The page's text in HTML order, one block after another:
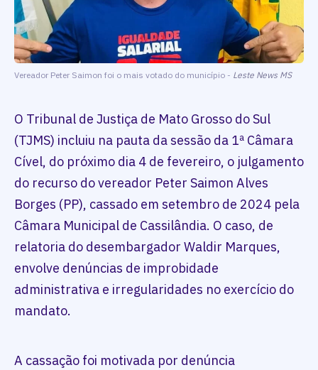
Vereador Peter Saimon foi o mais votado do município - Leste News MS
O Tribunal de Justiça de Mato Grosso do Sul
(TJMS) incluiu na pauta da sessão da 1ª Câmara
Cível, do próximo dia 4 de fevereiro, o julgamento
do recurso do vereador Peter Saimon Alves
Borges (PP), cassado em setembro de 2024 pela
Câmara Municipal de Cassilândia. O caso, de
relatoria do desembargador Waldir Marques,
envolve denúncias de improbidade
administrativa e irregularidades no exercício do
mandato.
A cassação foi motivada por denúncia